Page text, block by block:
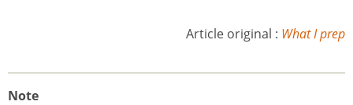
Article original : What I prep
Note